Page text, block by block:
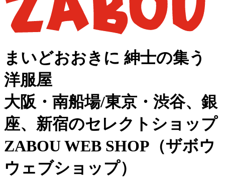
まいどおおきに 紳士の集う
洋服屋
大阪・南船場/東京・渋谷、銀
座、新宿のセレクトショップ
ZABOU WEB SHOP（ザボウ
ウェブショップ）